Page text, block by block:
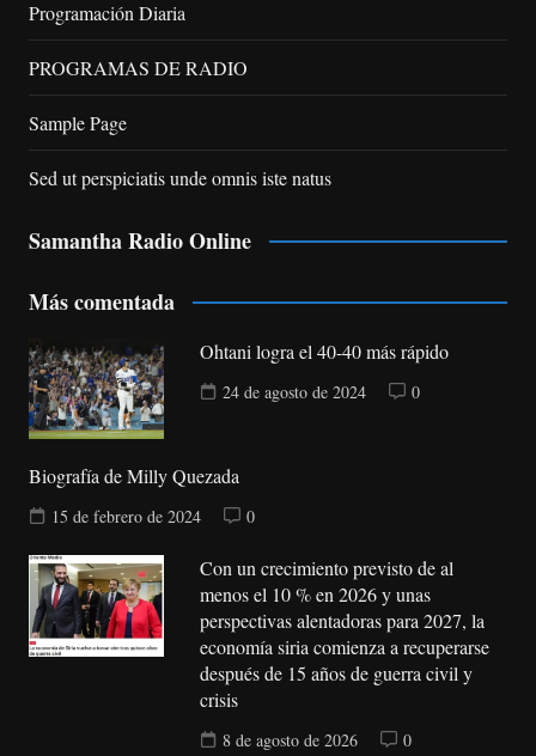
Programación Diaria
PROGRAMAS DE RADIO
Sample Page
Sed ut perspiciatis unde omnis iste natus
Samantha Radio Online
Más comentada
Ohtani logra el 40-40 más rápido
24 de agosto de 2024 0
Biografía de Milly Quezada
15 de febrero de 2024 0
Con un crecimiento previsto de al
menos el 10 % en 2026 y unas
perspectivas alentadoras para 2027, la
economía siria comienza a recuperarse
después de 15 años de guerra civil y
crisis
8 de agosto de 2026 0